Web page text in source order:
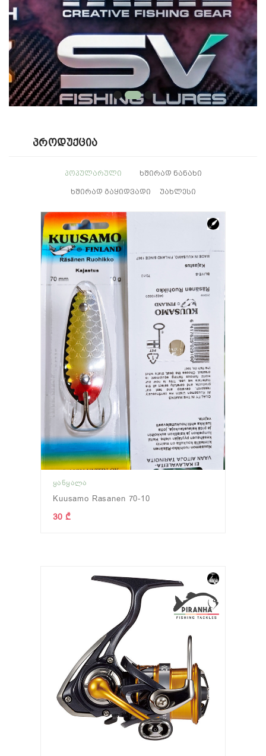
Პროდუქცია
ᲞᲝᲞᲣᲚᲐᲠᲣᲚᲘ ᲮᲨᲘᲠᲐᲓ ᲜᲐᲜᲐᲮᲘ
ᲮᲨᲘᲠᲐᲓ ᲒᲐᲧᲘᲓᲕᲐᲓᲘ ᲣᲐᲮᲚᲔᲡᲘ
ᲧᲐᲜᲧᲐᲚᲐ
Kuusamo Rasanen 70-10
30 ₾